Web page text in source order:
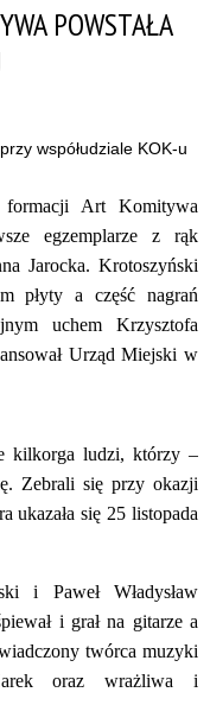
POWSTAŁA
formacji Art Komitywa
egzemplarze z rąk
Jarocka. Krotoszyński
płyty a część nagrań
uchem Krzysztofa
Urząd Miejski w
kilkorga ludzi, którzy –
Zebrali się przy okazji
ukazała się 25 listopada
i Paweł Władysław
i grał na gitarze a
twórca muzyki
oraz wrażliwa i